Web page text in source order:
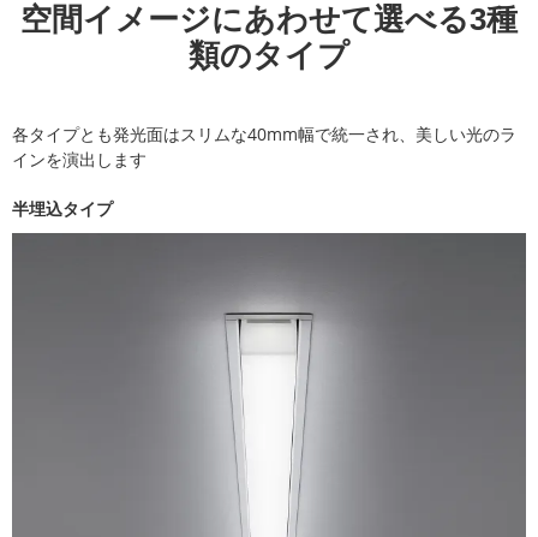
空間イメージにあわせて選べる3種
類のタイプ
各タイプとも発光面はスリムな40mm幅で統一され、美しい光のラ
インを演出します
半埋込タイプ